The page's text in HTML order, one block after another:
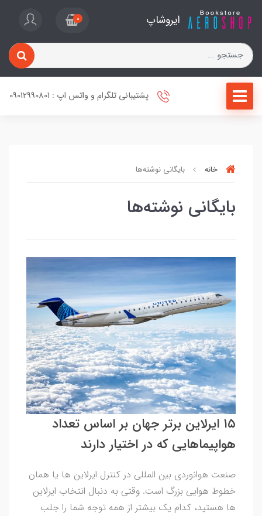
ایروشاپ 0
پشتیبانی تلگرام و واتس اپ : 09012990801
خانه بایگانی نوشته‌ها
بایگانی نوشته‌ها
۱۵ ایرلاین برتر جهان بر اساس تعداد
هواپیماهایی که در اختیار دارند
صنعت هوانوردی بین المللی در کنترل ایرلاین ها یا همان
خطوط هوایی بزرگ است. وقتی به دنبال انتخاب ایرلاین
ها هستید، کدام یک بیشتر از همه توجه شما را جلب